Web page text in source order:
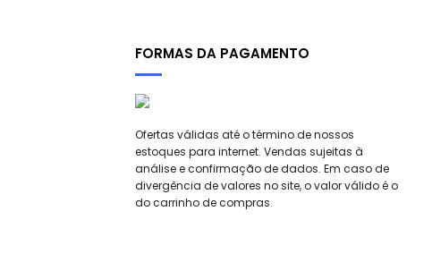
FORMAS DA PAGAMENTO
Ofertas válidas até o término de nossos
estoques para internet. Vendas sujeitas à
análise e confirmação de dados. Em caso de
divergência de valores no site, o valor válido é o
do carrinho de compras.